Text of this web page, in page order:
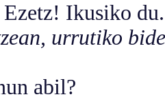
Ezetz! Ikusiko
urrutiko
abil?